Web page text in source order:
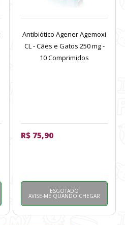
Antibiótico Agener Agemoxi
CL - Cães e Gatos 250 mg -
10 Comprimidos
R$ 75,90
ESGOTADO
AVISE-ME QUANDO CHEGAR